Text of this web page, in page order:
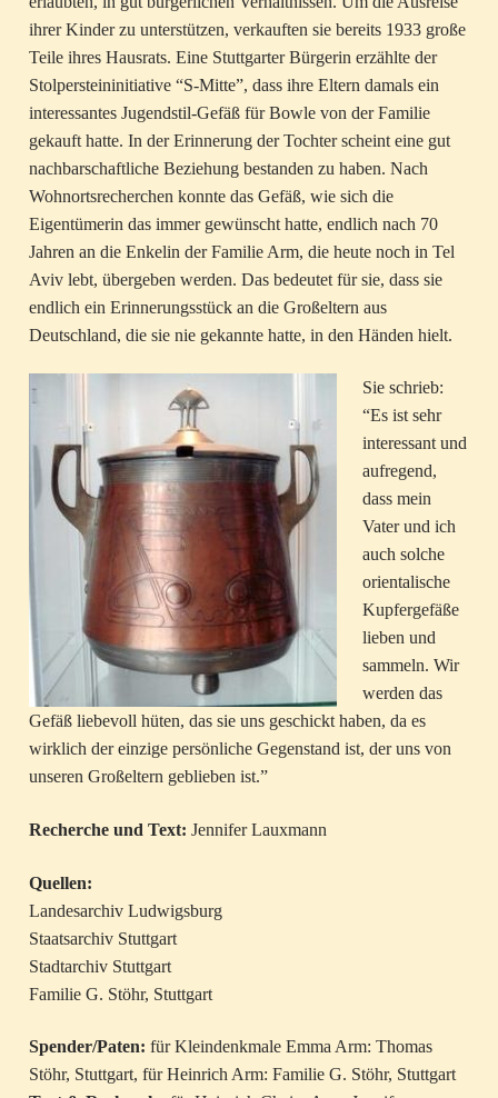
ihrer Kinder zu unterstützen, verkauften sie bereits 1933 große
Teile ihres Hausrats. Eine Stuttgarter Bürgerin erzählte der
Stolpersteininitiative “S-Mitte”, dass ihre Eltern damals ein
interessantes Jugendstil-Gefäß für Bowle von der Familie
gekauft hatte. In der Erinnerung der Tochter scheint eine gut
nachbarschaftliche Beziehung bestanden zu haben. Nach
Wohnortsrecherchen konnte das Gefäß, wie sich die
Eigentümerin das immer gewünscht hatte, endlich nach 70
Jahren an die Enkelin der Familie Arm, die heute noch in Tel
Aviv lebt, übergeben werden. Das bedeutet für sie, dass sie
endlich ein Erinnerungsstück an die Großeltern aus
Deutschland, die sie nie gekannte hatte, in den Händen hielt.
Sie schrieb:
“Es ist sehr
interessant und
aufregend,
dass mein
Vater und ich
auch solche
orientalische
Kupfergefäße
lieben und
sammeln. Wir
werden das
Gefäß liebevoll hüten, das sie uns geschickt haben, da es
wirklich der einzige persönliche Gegenstand ist, der uns von
unseren Großeltern geblieben ist.”
Recherche und Text: Jennifer Lauxmann
Quellen:
Landesarchiv Ludwigsburg
Staatsarchiv Stuttgart
Stadtarchiv Stuttgart
Familie G. Stöhr, Stuttgart
Spender/Paten: für Kleindenkmale Emma Arm: Thomas
Stöhr, Stuttgart, für Heinrich Arm: Familie G. Stöhr, Stuttgart